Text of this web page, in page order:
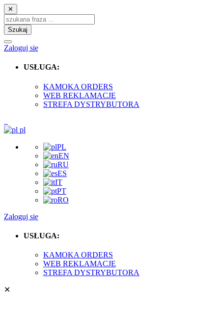
✕
Szukaj
Zaloguj się
USŁUGA:
KAMOKA ORDERS
WEB REKLAMACJE
STREFA DYSTRYBUTORA
pl
PL
EN
RU
ES
IT
PT
RO
Zaloguj się
USŁUGA:
KAMOKA ORDERS
WEB REKLAMACJE
STREFA DYSTRYBUTORA
✕